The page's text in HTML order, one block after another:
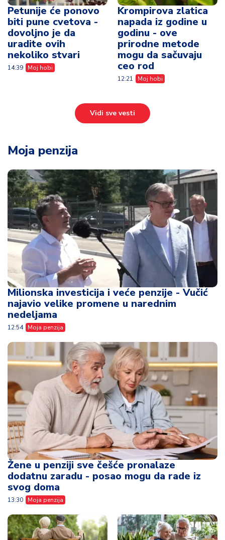
Petunije će ponovo
biti pune cvetova -
dovoljno je da
uradite ovih
nekoliko stvari
14:39 Moj hobi
Krompirova zlatica
napada iz godine u
godinu - ove
prirodne metode
mogu da sačuvaju
ceo rod
12:21 Moj hobi
Vidi sve vesti
Moja penzija
Milionska investicija i veće penzije - Vučić
najavio velike promene u narednim
nedeljama
12:54 Moja penzija
Žene u penziji sve češće pronalaze
dodatnu zaradu - posao mogu da rade iz
svog doma
13:30 Moja penzija